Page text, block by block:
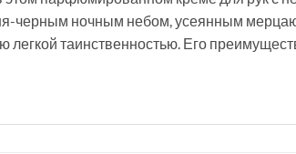
черным ночным небом, усеянным
легкой таинственностью. Его